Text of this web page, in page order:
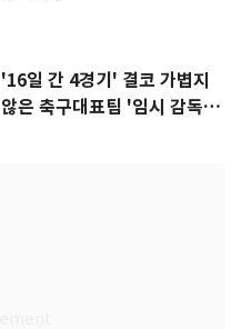
'16일 간 4경기' 결코 가볍지
않은 축구대표팀 '임시 감독'